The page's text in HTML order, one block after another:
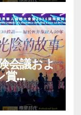
会議およ
賞
に開催